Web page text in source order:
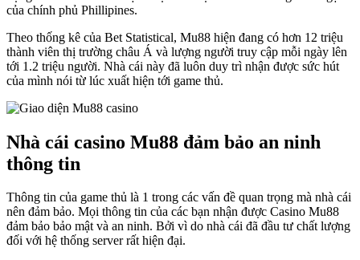
của chính phủ Phillipines.
Theo thống kê của Bet Statistical, Mu88 hiện đang có hơn 12 triệu
thành viên thị trường châu Á và lượng người truy cập mỗi ngày lên
tới 1.2 triệu người. Nhà cái này đã luôn duy trì nhận được sức hút
của mình nói từ lúc xuất hiện tới game thủ.
Nhà cái casino Mu88 đảm bảo an ninh
thông tin
Thông tin của game thủ là 1 trong các vấn đề quan trọng mà nhà cái
nên đảm bảo. Mọi thông tin của các bạn nhận được Casino Mu88
đảm bảo bảo mật và an ninh. Bởi vì do nhà cái đã đầu tư chất lượng
đối với hệ thống server rất hiện đại.